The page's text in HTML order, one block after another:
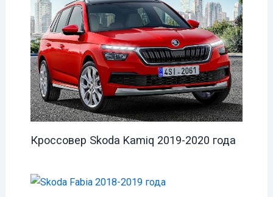
Кроссовер Skoda Kamiq 2019-2020 года